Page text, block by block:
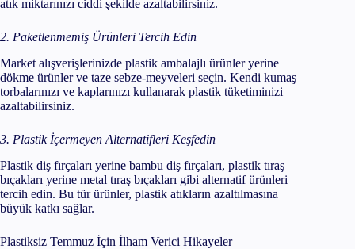
atık miktarınızı ciddi şekilde azaltabilirsiniz.
2. Paketlenmemiş Ürünleri Tercih Edin
Market alışverişlerinizde plastik ambalajlı ürünler yerine
dökme ürünler ve taze sebze-meyveleri seçin. Kendi kumaş
torbalarınızı ve kaplarınızı kullanarak plastik tüketiminizi
azaltabilirsiniz.
3. Plastik İçermeyen Alternatifleri Keşfedin
Plastik diş fırçaları yerine bambu diş fırçaları, plastik tıraş
bıçakları yerine metal tıraş bıçakları gibi alternatif ürünleri
tercih edin. Bu tür ürünler, plastik atıkların azaltılmasına
büyük katkı sağlar.
Plastiksiz Temmuz İçin İlham Verici Hikayeler